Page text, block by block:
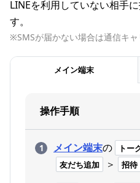
LINEを利用していない相手
す。
※SMSが届かない場合は通信キ
メイン端末
操作手順
メイン端末の トー
友だち追加 ＞ 招待